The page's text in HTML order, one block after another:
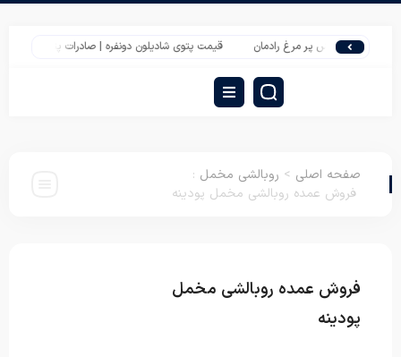
بالش پر مرغ رادمان قیمت پتوی شادیلون دونفره | صادرات پتو آتیس با وزن سه
صفحه اصلی > روبالشی مخمل :
فروش عمده روبالشی مخمل پودینه
فروش عمده روبالشی مخمل
پودینه